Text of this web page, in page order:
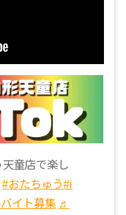
天童店で楽し
#おたちゅう#i
イト募集 ♬